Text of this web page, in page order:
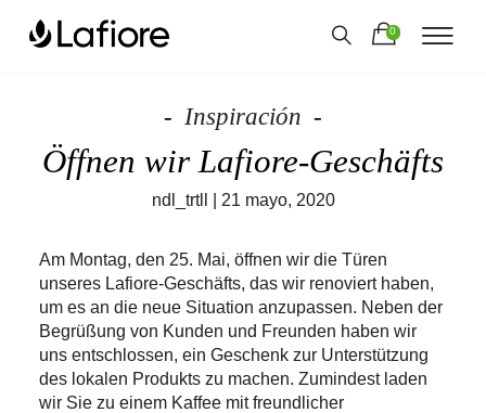
0
Inspiración
Öffnen wir Lafiore-Geschäfts
ndl_trtll | 21 mayo, 2020
Am Montag, den 25. Mai, öffnen wir die Türen
unseres Lafiore-Geschäfts, das wir renoviert haben,
um es an die neue Situation anzupassen. Neben der
Begrüßung von Kunden und Freunden haben wir
uns entschlossen, ein Geschenk zur Unterstützung
des lokalen Produkts zu machen. Zumindest laden
wir Sie zu einem Kaffee mit freundlicher